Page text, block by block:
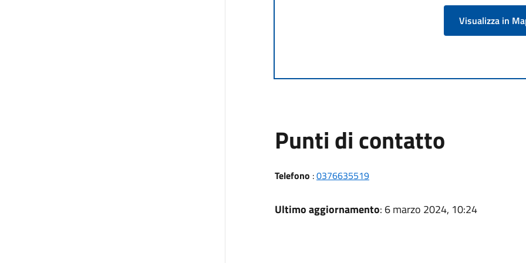
Visualizza in
Punti di contatto
Telefono :0376635519
Ultimo aggiornamento: 6 marzo 2024, 10:24